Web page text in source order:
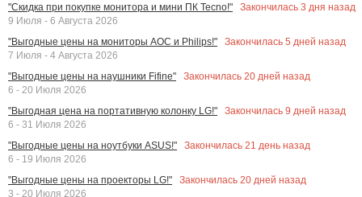
"Скидка при покупке монитора и мини ПК Tecno!"
Закончилась 3 дня назад
9 Июля - 6 Августа 2026
"Выгодные цены на мониторы AOC и Philips!"
Закончилась 5 дней назад
7 Июля - 4 Августа 2026
"Выгодные цены на наушники Fifine"
Закончилась 20 дней назад
6 - 20 Июля 2026
"Выгодная цена на портативную колонку LG!"
Закончилась 9 дней назад
6 - 31 Июля 2026
"Выгодные цены на ноутбуки ASUS!"
Закончилась 21 день назад
6 - 19 Июля 2026
"Выгодные цены на проекторы LG!"
Закончилась 20 дней назад
3 - 20 Июля 2026